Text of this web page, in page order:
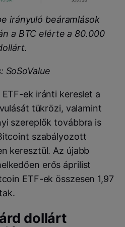
irányuló beáramlások
a BTC elérte a 80.000
SoSoValue
ek iránti kereslet a
tükrözi, valamint
szereplők továbbra is
szabályozott
keresztül. Az újabb
erős áprilist
ETF-ek összesen 1,97
dollárt